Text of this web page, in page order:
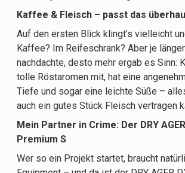
Kaffee & Fleisch – passt das
Auf den ersten Blick klingt’s vielleicht
Kaffee? Im Reifeschrank? Aber je
nachdachte, desto mehr ergab es Sinn:
tolle Röstaromen mit, hat eine
Tiefe und sogar eine leichte Süße –
auch ein gutes Stück Fleisch vertragen
Mein Partner in Crime: Der DRY
Premium S
Wer so ein Projekt startet, braucht